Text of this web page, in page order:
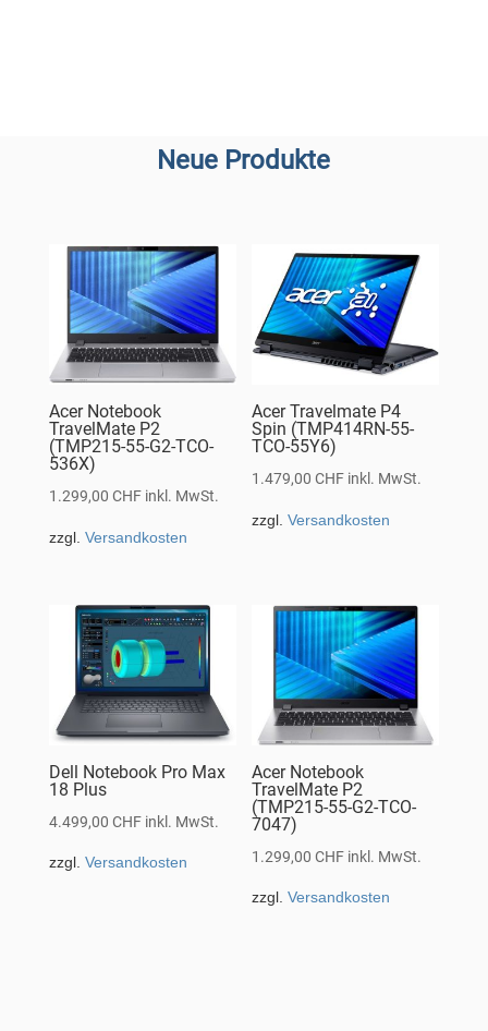
Neue Produkte
Acer Notebook
TravelMate P2
(TMP215-55-G2-TCO-
536X)
1.299,00 CHF inkl. MwSt.
zzgl. Versandkosten
Acer Travelmate P4
Spin (TMP414RN-55-
TCO-55Y6)
1.479,00CHF inkl. MwSt.
zzgl.Versandkosten
Dell Notebook Pro Max
18 Plus
4.499,00 CHF inkl. MwSt.
zzgl. Versandkosten
Acer Notebook
TravelMate P2
(TMP215-55-G2-TCO-
7047)
1.299,00CHF inkl. MwSt.
zzgl.Versandkosten